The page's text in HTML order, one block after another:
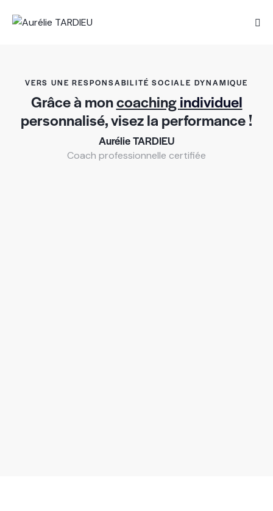
VERS UNE RESPONSABILITÉ SOCIALE DYNAMIQUE
Grâce à moncoachingindividuel
personnalisé, visez la performance !
Aurélie TARDIEU
Coach professionnelle certifiée